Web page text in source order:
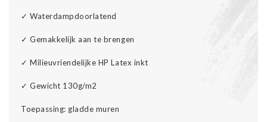
✓ Waterdampdoorlatend
✓ Gemakkelijk aan te brengen
✓ Milieuvriendelijke HP Latex inkt
✓ Gewicht 130g/m2
Toepassing: gladde muren